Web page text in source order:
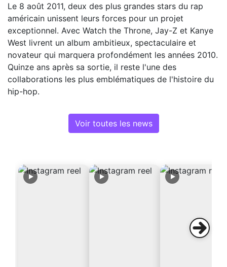
Le 8 août 2011, deux des plus grandes stars du rap
américain unissent leurs forces pour un projet
exceptionnel. Avec Watch the Throne, Jay-Z et Kanye
West livrent un album ambitieux, spectaculaire et
novateur qui marquera profondément les années 2010.
Quinze ans après sa sortie, il reste l'une des
collaborations les plus emblématiques de l'histoire du
hip-hop.
Voir toutes les news